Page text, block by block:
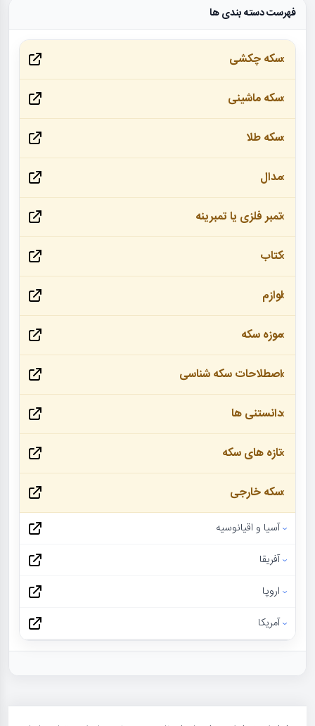
فهرست دسته بندی ها
سکه چکشی
سکه ماشینی
سکه طلا
مدال
تمبر فلزی یا تمبرینه
کتاب
لوازم
موزه سکه
اصطلاحات سکه شناسی
دانستنی ها
تازه های سکه
سکه خارجی
آسیا و اقیانوسیه
آفریقا
اروپا
آمریکا